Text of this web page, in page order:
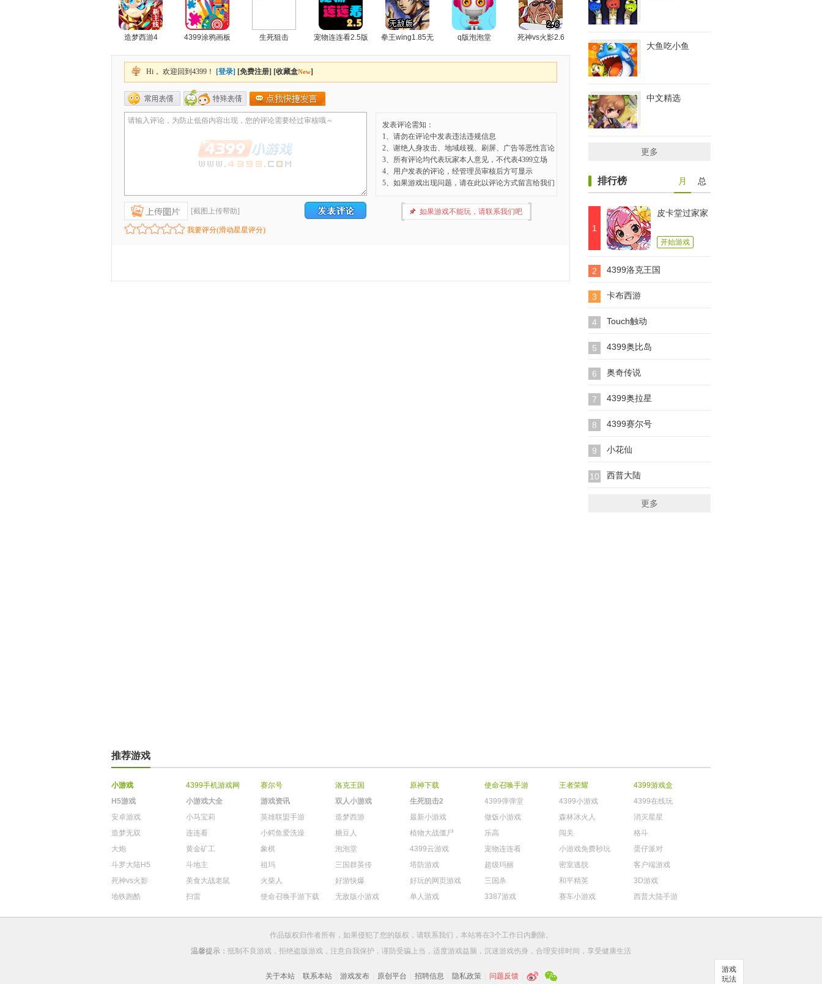
造梦西游4 4399涂鸦画板 生死狙击 宠物连连看2.5版
拳王wing1.85无
q版泡泡堂 死神vs火影2.6
大鱼吃小鱼
中文精选
更多
排行榜 月 总
1
皮卡堂过家家
开始游戏
2 4399洛克王国
3 卡布西游
4 Touch触动
5 4399奥比岛
6 奥奇传说
7 4399奥拉星
8 4399赛尔号
9 小花仙
10 西普大陆
更多
推荐游戏
小游戏 4399手机游戏网 赛尔号 洛克王国 原神下载 使命召唤手游 王者荣耀
4399游戏盒
H5游戏
小游戏大全 游戏资讯 双人小游戏 生死狙击2 4399弹弹堂 4399小游戏
4399在线玩
安卓游戏
小马宝莉 英雄联盟手游 造梦西游 最新小游戏 做饭小游戏 森林冰火人
消灭星星
造梦无双
连连看 小鳄鱼爱洗澡 糖豆人 植物大战僵尸 乐高 闯关
格斗
大炮
黄金矿工 象棋 泡泡堂 4399云游戏 宠物连连看 小游戏免费秒玩
蛋仔派对
斗罗大陆H5
斗地主 祖玛 三国群英传 塔防游戏 超级玛丽 密室逃脱
客户端游戏
死神vs火影
美食大战老鼠 火柴人 好游快爆 好玩的网页游戏 三国杀 和平精英
3D游戏
地铁跑酷
扫雷 使命召唤手游下载 无敌版小游戏 单人游戏 3387游戏 赛车小游戏 西普大陆手游
游戏
玩法
作品版权归作者所有，如果侵犯了您的版权，请联系我们 ，本站将在3个工作日内删除。
温馨提示： 抵制不良游戏，拒绝盗版游戏，注意自我保护，谨防受骗上当，适度游戏益脑，沉迷游戏伤身，合理安排时间，享受健康生活
关于本站 联系本站 游戏发布 原创平台 招聘信息 隐私政策 问题反馈